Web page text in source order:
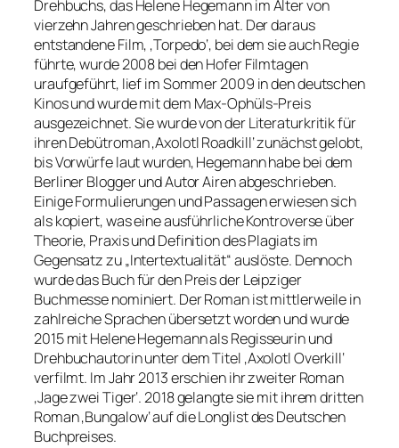
Drehbuchs, das Helene Hegemann im Alter von
vierzehn Jahren geschrieben hat. Der daraus
entstandene Film, ‚Torpedo‘, bei dem sie auch Regie
führte, wurde 2008 bei den Hofer Filmtagen
uraufgeführt, lief im Sommer 2009 in den deutschen
Kinos und wurde mit dem Max-Ophüls-Preis
ausgezeichnet. Sie wurde von der Literaturkritik für
ihren Debütroman ‚Axolotl Roadkill‘ zunächst gelobt,
bis Vorwürfe laut wurden, Hegemann habe bei dem
Berliner Blogger und Autor Airen abgeschrieben.
Einige Formulierungen und Passagen erwiesen sich
als kopiert, was eine ausführliche Kontroverse über
Theorie, Praxis und Definition des Plagiats im
Gegensatz zu „Intertextualität“ auslöste. Dennoch
wurde das Buch für den Preis der Leipziger
Buchmesse nominiert. Der Roman ist mittlerweile in
zahlreiche Sprachen übersetzt worden und wurde
2015 mit Helene Hegemann als Regisseurin und
Drehbuchautorin unter dem Titel ‚Axolotl Overkill‘
verfilmt. Im Jahr 2013 erschien ihr zweiter Roman
‚Jage zwei Tiger‘. 2018 gelangte sie mit ihrem dritten
Roman ‚Bungalow‘ auf die Longlist des Deutschen
Buchpreises.